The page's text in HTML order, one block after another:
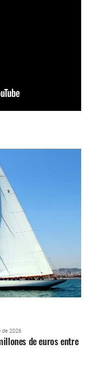
de 2026
de euros entre